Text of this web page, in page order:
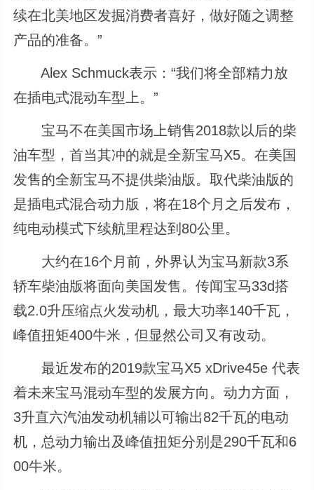
续在北美地区发掘消费者喜好，做好随之调整
产品的准备。”
Alex Schmuck表示：“我们将全部精力放
在插电式混动车型上。”
宝马不在美国市场上销售2018款以后的柴
油车型，首当其冲的就是全新宝马X5。在美国
发售的全新宝马不提供柴油版。取代柴油版的
是插电式混合动力版，将在18个月之后发布，
纯电动模式下续航里程达到80公里。
大约在16个月前，外界认为宝马新款3系
轿车柴油版将面向美国发售。传闻宝马33d搭
载2.0升压缩点火发动机，最大功率140千瓦，
峰值扭矩400牛米，但显然公司又有改动。
最近发布的2019款宝马X5 xDrive45e 代表
着未来宝马混动车型的发展方向。动力方面，
3升直六汽油发动机辅以可输出82千瓦的电动
机，总动力输出及峰值扭矩分别是290千瓦和6
00牛米。